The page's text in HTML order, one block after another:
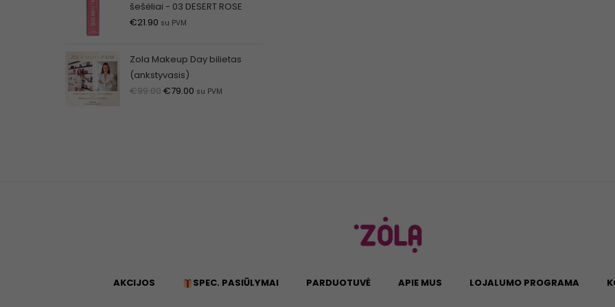
šešėliai - 03 DESERT ROSE
€21.90 su PVM
Zola Makeup Day bilietas
(ankstyvasis)
€99.00 €79.00 su PVM
AKCIJOS SPEC. PASIŪLYMAI PARDUOTUVĖ APIE MUS LOJALUMO PROGRAMA